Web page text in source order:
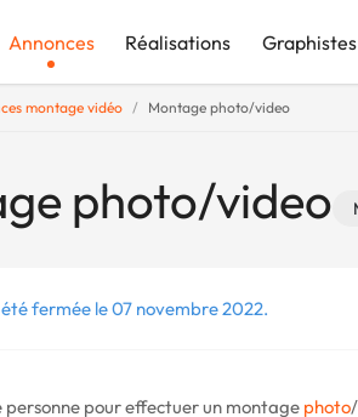
Annonces Réalisations Graphistes
montage vidéo Montage photo/video
photo/video
fermée le 07 novembre 2022.
personne pour effectuer un montage photo